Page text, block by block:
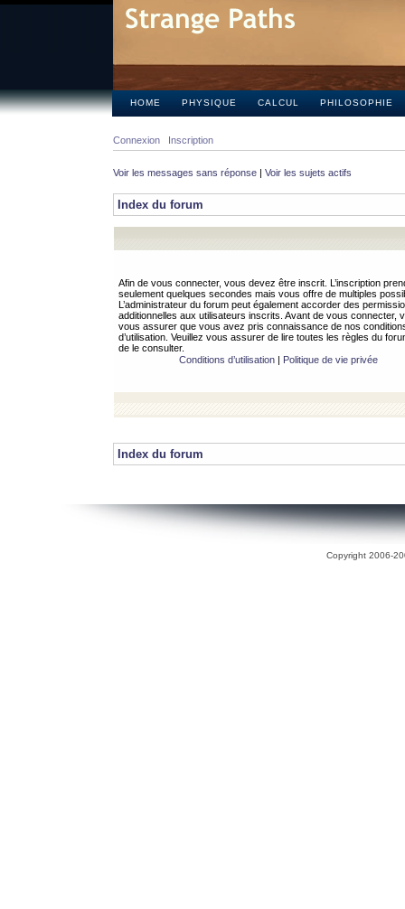
HOME PHYSIQUE CALCUL PHILOSOPHIE
Connexion Inscription
Voir les messages sans réponse | Voir les sujets actifs
Index du forum
Afin de vous connecter, vous devez être inscrit. L’inscription
seulement quelques secondes mais vous offre de multiples
L’administrateur du forum peut également accorder des
additionnelles aux utilisateurs inscrits. Avant de vous connecter,
vous assurer que vous avez pris connaissance de nos
d’utilisation. Veuillez vous assurer de lire toutes les règles du
de le consulter.
Conditions d’utilisation| Politique de vie privée
Index du forum
Copyright 2006-